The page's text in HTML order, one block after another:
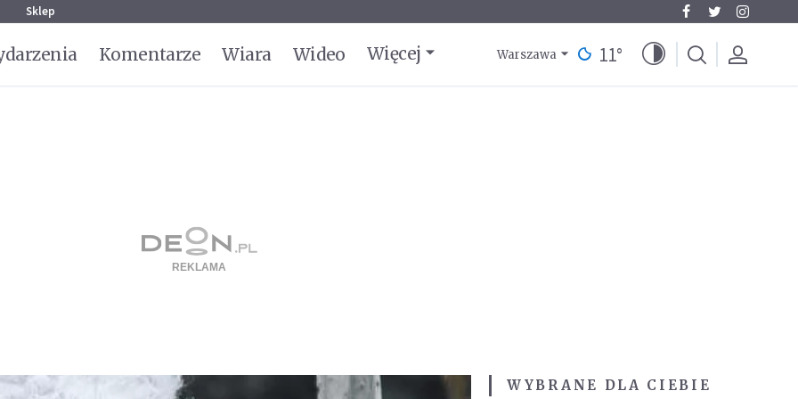
Sklep
Komentarze Wiara Wideo Więcej Warszawa 11°
WYBRANE DLA CIEBIE